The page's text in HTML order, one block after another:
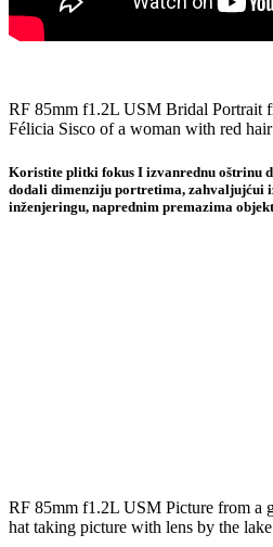
RF 85mm f1.2L USM Bridal Portrait
Félicia Sisco of a woman with red hair
Koristite plitki fokus I izvanrednu oštrinu
dodali dimenziju portretima, zahvaljujćui
inženjeringu, naprednim premazima
RF 85mm f1.2L USM Picture from a
hat taking picture with lens by the